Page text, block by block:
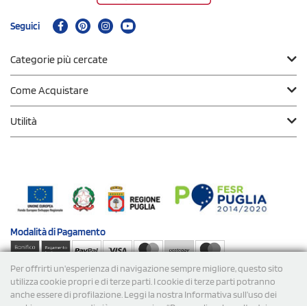
Per offrirti un'esperienza di navigazione sempre migliore, questo sito
utilizza cookie propri e di terze parti. I cookie di terze parti potranno
anche essere di profilazione. Leggi la nostra Informativa sull’uso dei
Seguici
Categorie più cercate
Come Acquistare
Utilità
Modalità diPagamento
Spedizioni